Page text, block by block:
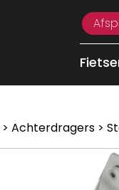
> Achterdragers >